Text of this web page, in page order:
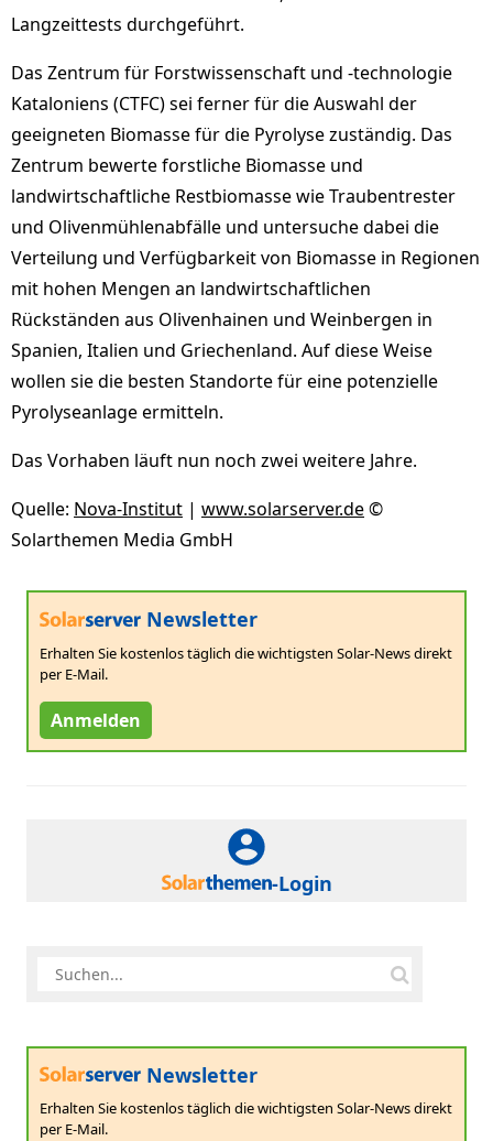
Langzeittests durchgeführt.
Das Zentrum für Forstwissenschaft und -technologie
Kataloniens (CTFC) sei ferner für die Auswahl der
geeigneten Biomasse für die Pyrolyse zuständig. Das
Zentrum bewerte forstliche Biomasse und
landwirtschaftliche Restbiomasse wie Traubentrester
und Olivenmühlenabfälle und untersuche dabei die
Verteilung und Verfügbarkeit von Biomasse in Regionen
mit hohen Mengen an landwirtschaftlichen
Rückständen aus Olivenhainen und Weinbergen in
Spanien, Italien und Griechenland. Auf diese Weise
wollen sie die besten Standorte für eine potenzielle
Pyrolyseanlage ermitteln.
Das Vorhaben läuft nun noch zwei weitere Jahre.
Quelle: Nova-Institut | www.solarserver.de©
Solarthemen Media GmbH
Newsletter
Erhalten Sie kostenlos täglich die wichtigsten Solar-News direkt
per E-Mail.
Anmelden
-Login
Newsletter
Erhalten Sie kostenlos täglich die wichtigsten Solar-News direkt
per E-Mail.